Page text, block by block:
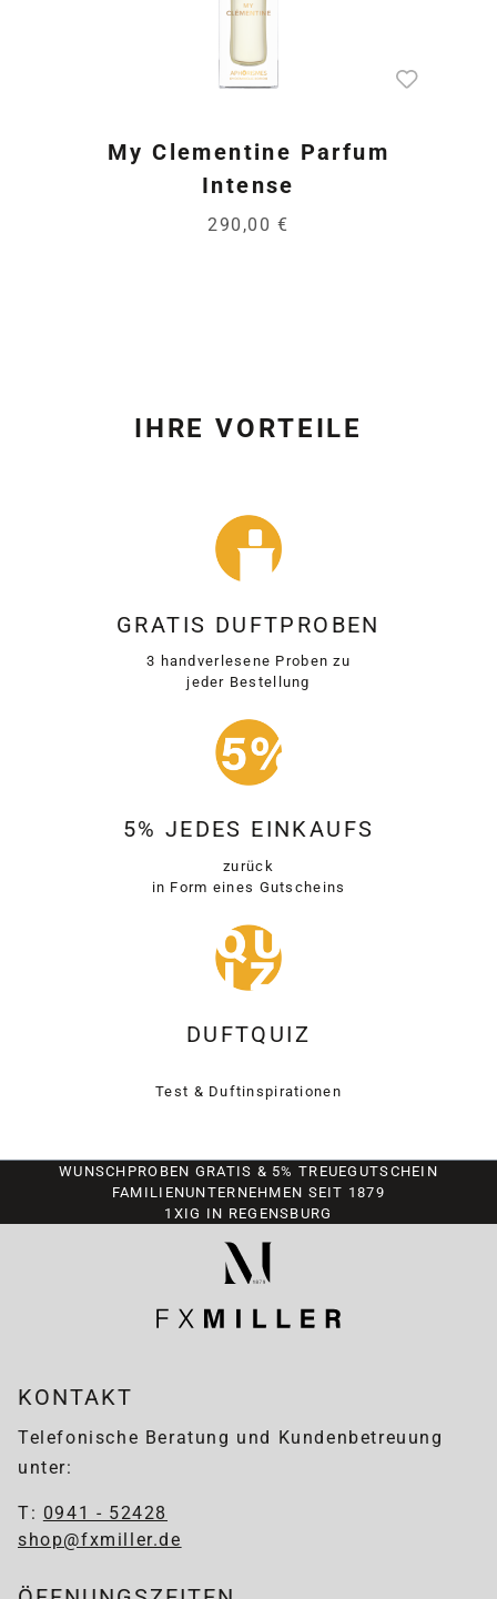
My Clementine Parfum
Intense
290,00 €
IHRE VORTEILE
GRATIS DUFTPROBEN
3 handverlesene Proben zu
jeder Bestellung
5% JEDES EINKAUFS
zurück
in Form eines Gutscheins
DUFTQUIZ
Test & Duftinspirationen
WUNSCHPROBEN GRATIS & 5% TREUEGUTSCHEIN
FAMILIENUNTERNEHMEN SEIT 1879
1XIG IN REGENSBURG
KONTAKT
Telefonische Beratung und Kundenbetreuung
unter:
T: 0941 - 52428
shop@fxmiller.de